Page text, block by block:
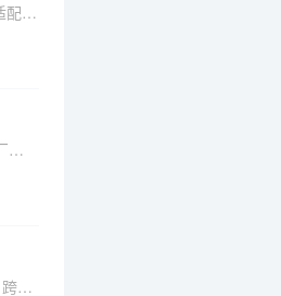
配核
方
力
商
统
推
端